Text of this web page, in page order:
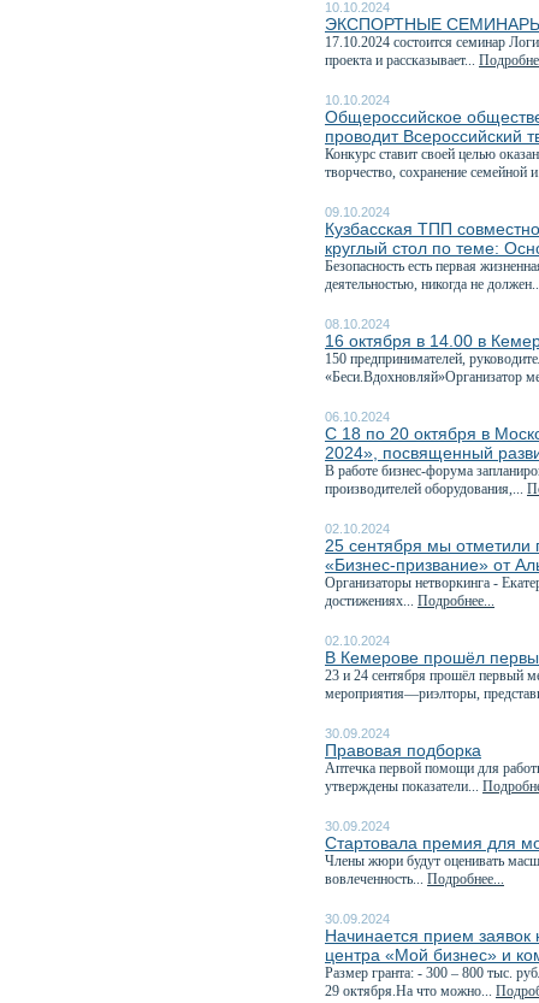
10.10.2024
ЭКСПОРТНЫЕ
17.10.2024 состоится семинар
проекта и рассказывает...
10.10.2024
Общероссийское
проводит Всероссийский
Конкурс ставит своей целью
творчество, сохранение семейной
09.10.2024
Кузбасская ТПП
круглый стол по теме:
Безопасность есть первая
деятельностью, никогда не
08.10.2024
16 октября в 14.00 в
150 предпринимателей,
«Беси.Вдохновляй»Организатор
06.10.2024
С 18 по 20 октября в
2024», посвященный
В работе бизнес-форума
производителей оборудования,...
02.10.2024
25 сентября мы отметили
«Бизнес-призвание» от
Организаторы нетворкинга -
достижениях... Подробнее...
02.10.2024
В Кемерове прошёл
23 и 24 сентября прошёл первый
мероприятия—риэлторы,
30.09.2024
Правовая подборка
Аптечка первой помощи для
утверждены показатели...
30.09.2024
Стартовала премия для
Члены жюри будут оценивать
вовлеченность... Подробнее...
30.09.2024
Начинается прием заявок
центра «Мой бизнес» и
Размер гранта: - 300 – 800 тыс.
29 октября.На что можно...